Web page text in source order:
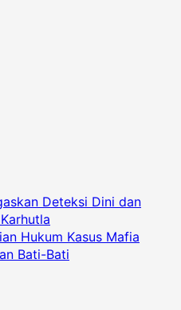
Deteksi Dini dan
Hukum Kasus Mafia
Bati-Bati